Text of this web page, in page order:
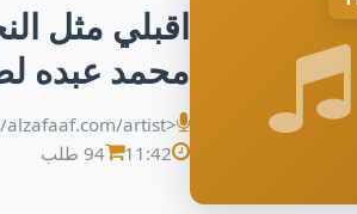
اقبلي مثل
محمد عبده
<a href="https://alzafaaf.com/artist/محمد-عبده">محمد عبده</a> ,
11:42
94 طلب